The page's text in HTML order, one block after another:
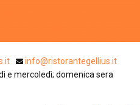
info@ristorantegellius.it
e mercoledì; domenica sera